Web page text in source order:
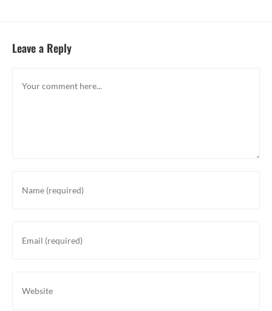
Leave a Reply
your
username
your
your